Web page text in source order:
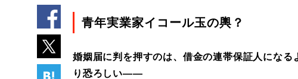
青年実業家イコール玉の輿？
婚姻届に判を押すのは、借金の連帯保証人になる
り恐ろしい――